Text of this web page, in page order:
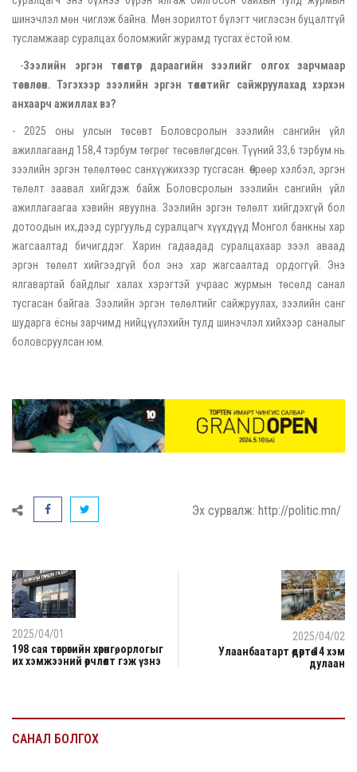
шинэчлэл мөн чиглэж байна. Мөн зорилтот бүлэгт чиглэсэн буцалтгүй
тусламжаар суралцах боломжийг журамд тусгах ёстой юм.
-Зээлийн эргэн төлөлтөөр дараагийн зээлийг олгох зарчмаар
төсөвлөсөн. Тэгэхээр зээлийн эргэн төлөлтийг сайжруулахад хэрхэн
анхаарч ажиллах вэ?
- 2025 оны улсын төсөвт Боловсролын зээлийн сангийн үйл
ажиллагаанд 158,4 тэрбум төгрөг төсөвлөгдсөн. Түүний 33,6 тэрбум нь
зээлийн эргэн төлөлтөөс санхүүжихээр тусгасан. Өөрөөр хэлбэл, эргэн
төлөлт заавал хийгдэж байж Боловсролын зээлийн сангийн үйл
ажиллагаагаа хэвийн явуулна. Зээлийн эргэн төлөлт хийгдэхгүй бол
дотоодын их,дээд сургуульд суралцагч хүүхдүүд Монгол банкны хар
жагсаалтад бичигддэг. Харин гадаадад суралцахаар зээл аваад
эргэн төлөлт хийгээдгүй бол энэ хар жагсаалтад ордоггүй. Энэ
ялгавартай байдлыг халах хэрэгтэй учраас журмын төсөлд санал
тусгасан байгаа. Зээлийн эргэн төлөлтийг сайжруулах, зээлийн санг
шударга ёсны зарчимд нийцүүлэхийн тулд шинэчлэл хийхээр саналыг
боловсруулсан юм.
Эх сурвалж: http://politic.mn/
2025/04/01
198 сая төгрөгийн хөрөнгө, орлогыг
их хэмжээний өөрчлөлт гэж үзнэ
2025/04/02
Улаанбаатарт өдөртөө 14 хэм
дулаан
САНАЛ БОЛГОХ